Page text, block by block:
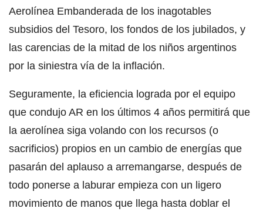
Aerolínea Embanderada de los inagotables
subsidios del Tesoro, los fondos de los jubilados, y
las carencias de la mitad de los niños argentinos
por la siniestra vía de la inflación.
Seguramente, la eficiencia lograda por el equipo
que condujo AR en los últimos 4 años permitirá que
la aerolínea siga volando con los recursos (o
sacrificios) propios en un cambio de energías que
pasarán del aplauso a arremangarse, después de
todo ponerse a laburar empieza con un ligero
movimiento de manos que llega hasta doblar el